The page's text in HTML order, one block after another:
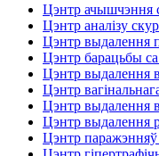
Цэнтр ачышчэння
Цэнтр аналізу
Цэнтр выдалення
Цэнтр барацьбы
Цэнтр выдалення
Цэнтр
Цэнтр выдалення
Цэнтр выдалення
Цэнтр паражэнняў